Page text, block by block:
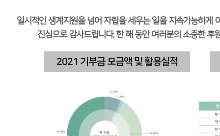
일시적인 생계지원을 넘어 자립을 세우는 일을 지속가능하게
진심으로 감사드립니다. 한 해 동안 여러분의 소중한 후
2021 기부금 모금액 및 활용실적